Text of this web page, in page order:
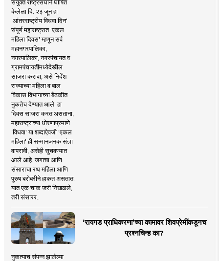
संयुक्त राष्ट्रसंघाने घोषित
केलेला दि. २३ जून हा
'आंतरराष्ट्रीय विधवा दिन'
संपूर्ण महाराष्ट्रात 'एकल
महिला दिवस' म्हणून सर्व
महानगरपालिका,
नगरपालिका, नगरपंचायत व
ग्रामपंचायतींमध्येदेखील
साजरा करावा, असे निर्देश
राज्याच्या महिला व बाल
विकास विभागाच्या बैठकीत
नुकतेच देण्यात आले. हा
दिवस साजरा करत असताना,
महाराष्ट्राच्या धोरणाप्रमाणे
'विधवा' या शब्दाऐवजी 'एकल
महिला' ही सन्मानजनक संज्ञा
वापरावी, असेही सुचवण्यात
आले आहे. जगाचा आणि
संसाराचा रथ महिला आणि
पुरुष बरोबरीने हाकत असतात.
यात एक चाक जरी निखळले,
तरी संसारर..
‘रायगड प्राधिकरणा’च्या कामावर शिवप्रेमींकडूनच
प्रश्नचिन्ह का?
नुकत्याच संपन्न झालेल्या